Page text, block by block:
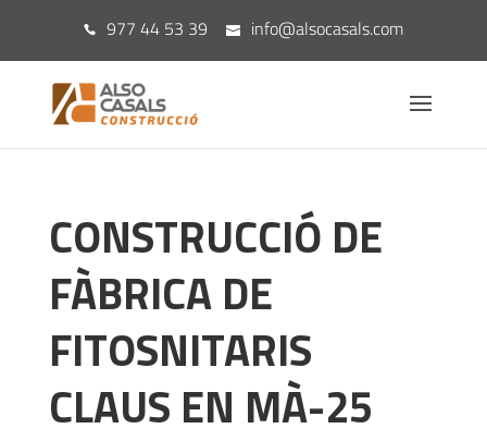
977 44 53 39 info@alsocasals.com
CONSTRUCCIÓ DE
FÀBRICA DE
FITOSNITARIS
CLAUS EN MÀ-25